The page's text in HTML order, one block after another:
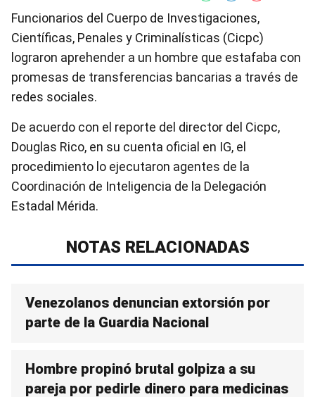
Funcionarios del Cuerpo de Investigaciones,
Científicas, Penales y Criminalísticas (Cicpc)
lograron aprehender a un hombre que estafaba con
promesas de transferencias bancarias a través de
redes sociales.
De acuerdo con el reporte del director del Cicpc,
Douglas Rico, en su cuenta oficial en IG, el
procedimiento lo ejecutaron agentes de la
Coordinación de Inteligencia de la Delegación
Estadal Mérida.
NOTAS RELACIONADAS
Venezolanos denuncian extorsión por
parte de la Guardia Nacional
Hombre propinó brutal golpiza a su
pareja por pedirle dinero para medicinas